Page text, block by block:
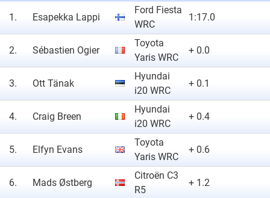
1. Esapekka Lappi
Ford Fiesta
WRC
1:17.0
2. Sébastien Ogier
Toyota
Yaris WRC
+ 0.0
3. Ott Tänak
Hyundai
i20 WRC
+ 0.1
4. Craig Breen
Hyundai
i20 WRC
+ 0.4
5. Elfyn Evans
Toyota
Yaris WRC
+ 0.6
6. Mads Østberg
Citroën C3
R5
+ 1.2